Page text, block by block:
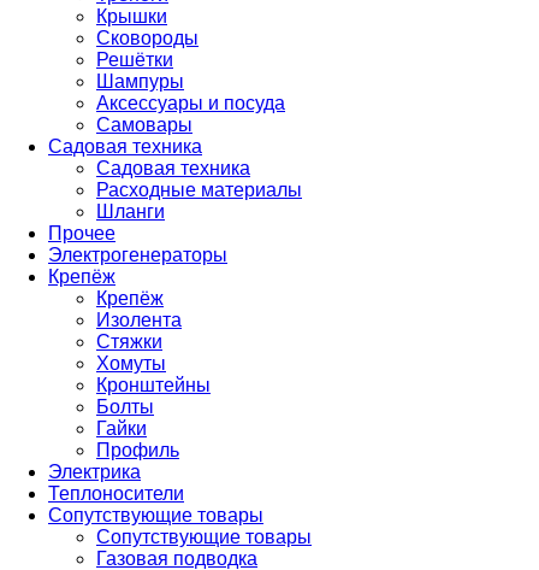
Крышки
Сковороды
Решётки
Шампуры
Аксессуары и посуда
Самовары
Садовая техника
Садовая техника
Расходные материалы
Шланги
Прочее
Электрогенераторы
Крепёж
Крепёж
Изолента
Стяжки
Хомуты
Кронштейны
Болты
Гайки
Профиль
Электрика
Теплоносители
Сопутствующие товары
Сопутствующие товары
Газовая подводка